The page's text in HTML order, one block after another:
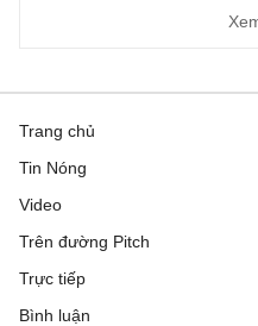
Trang chủ
Tin Nóng
Video
Trên đường Pitch
Trực tiếp
Bình luận